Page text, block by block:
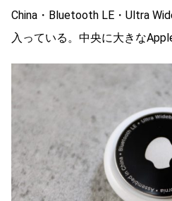
China・Bluetooth LE・Ultra
入っている。中央に大きな